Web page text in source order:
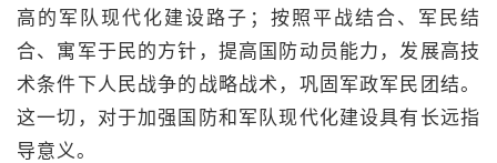
高的军队现代化建设路子；按照平战结合、军民结
合、寓军于民的方针，提高国防动员能力，发展高技
术条件下人民战争的战略战术，巩固军政军民团结。
这一切，对于加强国防和军队现代化建设具有长远指
导意义。